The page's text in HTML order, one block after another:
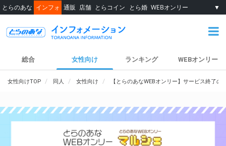
とらのあな インフォ 通販 店舗 とらコイン とら婚 WEBオンリー ▼
総合 女性向け ランキング WEBオンリー
女性向けTOP 同人 女性向け 【とらのあなWEBオンリー】サービス終了の